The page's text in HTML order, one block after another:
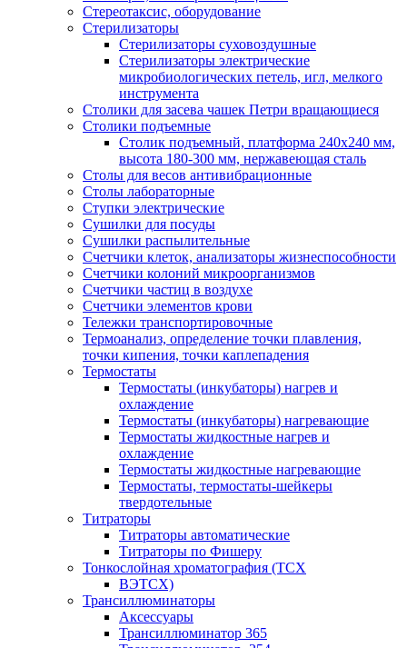
Стереотаксис, оборудование
Стерилизаторы
Стерилизаторы суховоздушные
Стерилизаторы электрические
микробиологических петель, игл, мелкого
инструмента
Столики для засева чашек Петри вращающиеся
Столики подъемные
Столик подъемный, платформа 240х240 мм,
высота 180-300 мм, нержавеющая сталь
Столы для весов антивибрационные
Столы лабораторные
Ступки электрические
Сушилки для посуды
Сушилки распылительные
Счетчики клеток, анализаторы жизнеспособности
Счетчики колоний микроорганизмов
Счетчики частиц в воздухе
Счетчики элементов крови
Тележки транспортировочные
Термоанализ, определение точки плавления,
точки кипения, точки каплепадения
Термостаты
Термостаты (инкубаторы) нагрев и
охлаждение
Термостаты (инкубаторы) нагревающие
Термостаты жидкостные нагрев и
охлаждение
Термостаты жидкостные нагревающие
Термостаты, термостаты-шейкеры
твердотельные
Титраторы
Титраторы автоматические
Титраторы по Фишеру
Тонкослойная хроматография (ТСХ
ВЭТСХ)
Трансиллюминаторы
Аксессуары
Трансиллюминатор 365